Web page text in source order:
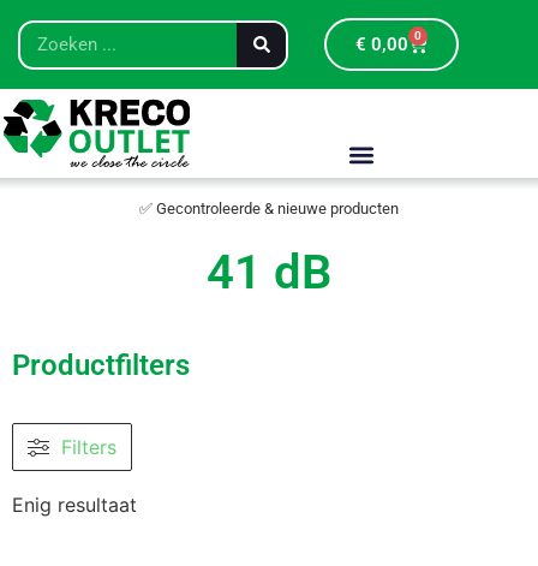
€ 0,00 0
✅ Gecontroleerde & nieuwe producten
41 dB
Productfilters
Filters
Enig resultaat